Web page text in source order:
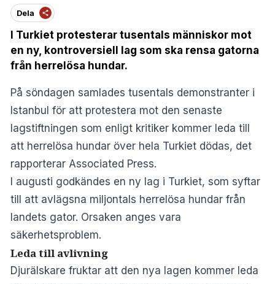
Dela
I Turkiet protesterar tusentals människor mot
en ny, kontroversiell lag som ska rensa gatorna
från herrelösa hundar.
På söndagen samlades tusentals demonstranter i
Istanbul för att protestera mot den senaste
lagstiftningen som enligt kritiker kommer leda till
att herrelösa hundar över hela Turkiet dödas, det
rapporterar Associated Press.
I augusti godkändes en ny lag i Turkiet, som syftar
till att avlägsna miljontals herrelösa hundar från
landets gator. Orsaken anges vara
säkerhetsproblem.
Leda till avlivning
Djurälskare fruktar att den nya lagen kommer leda